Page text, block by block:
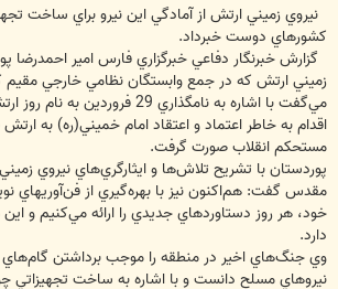
ت
نيروي زميني ارتش از آمادگي اين نيرو براي ساخت
كشورهاي دوست خبرداد.
گزارش خبرنگار دفاعي خبرگزاري فارس امير احمدرضا
زميني ارتش كه در جمع وابستگان نظامي خارجي
مي‌گفت با اشاره به نامگذاري 29
اقدام به خاطر اعتماد و اعتقاد امام خميني(ره) به
مستحكم انقلاب صورت گرفت.
پوردستان با تشريح تلاش‌ها و ايثارگري‌هاي نيروي
مقدس گفت: هم‌اكنون نيز با بهره‌گيري از فن‌آوريهاي
خود، هر روز دستاوردهاي جديدي را ارائه مي‌كنيم و
دارد.
وي جنگ‌هاي اخير در منطقه را موجب برداشتن
نيروهاي مسلح دانست و با اشاره به ساخت تجهيزاتي